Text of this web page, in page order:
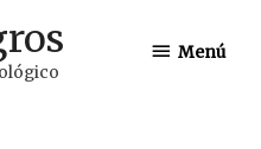
Menú
Menú